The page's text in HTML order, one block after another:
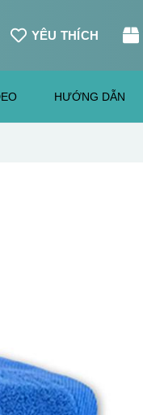
YÊU THÍCH
HƯỚNG DẪN